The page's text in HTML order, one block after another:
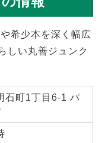
希少本を深く幅広
しい丸善ジュンク
石町1丁目6-1 パ